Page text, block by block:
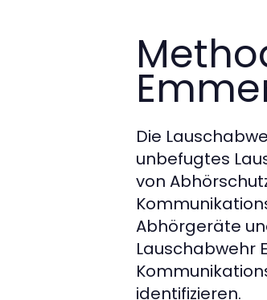
Die
unbefugtes
von
Abhörgeräte
Lauschabwehr
identifizieren.